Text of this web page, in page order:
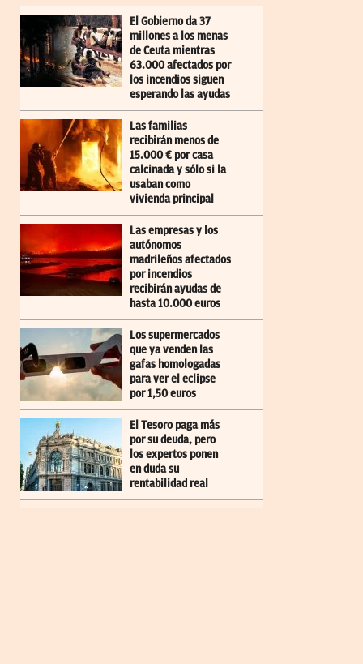
El Gobierno da 37
millones a los menas
de Ceuta mientras
63.000 afectados por
los incendios siguen
esperando las ayudas
Las familias
recibirán menos de
15.000 € por casa
calcinada y sólo si la
usaban como
vivienda principal
Las empresas y los
autónomos
madrileños afectados
por incendios
recibirán ayudas de
hasta 10.000 euros
Los supermercados
que ya venden las
gafas homologadas
para ver el eclipse
por 1,50 euros
El Tesoro paga más
por su deuda, pero
los expertos ponen
en duda su
rentabilidad real